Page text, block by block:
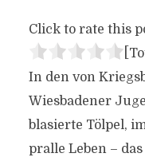
Click to rate this
In den von
Wiesbadener
blasierte Tölpel,
pralle Leben –